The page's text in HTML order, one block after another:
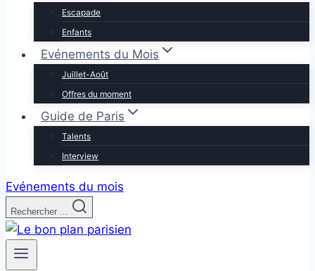
Escapade
Enfants
Evénements du Mois
Juillet-Août
Offres du moment
Guide de Paris
Talents
Interview
Evénements du mois
Rechercher ...